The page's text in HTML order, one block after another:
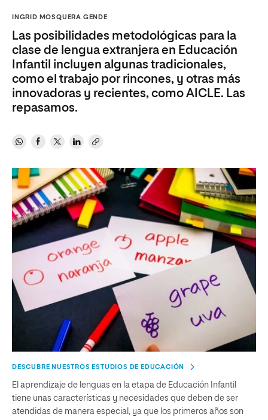
INGRID MOSQUERA GENDE
Las posibilidades metodológicas para la
clase de lengua extranjera en Educación
Infantil incluyen algunas tradicionales,
como el trabajo por rincones, y otras más
innovadoras y recientes, como AICLE. Las
repasamos.
DESCUBRE NUESTROS ESTUDIOS DE EDUCACIÓN
El aprendizaje de lenguas en la etapa de Educación Infantil
tiene unas características y necesidades que deben de ser
atendidas de manera especial, ya que los primeros años son